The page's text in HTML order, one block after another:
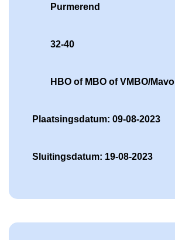
Purmerend
32-40
HBO of MBO of VMBO/Mavo
Plaatsingsdatum: 09-08-2023
Sluitingsdatum: 19-08-2023